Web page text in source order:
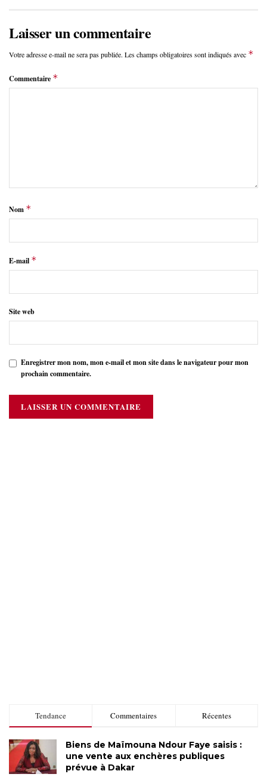
Laisser un commentaire
Votre adresse e-mail ne sera pas publiée. Les champs obligatoires sont indiqués avec *
Commentaire *
Nom *
E-mail *
Site web
Enregistrer mon nom, mon e-mail et mon site dans le navigateur pour mon
prochain commentaire.
Tendance Commentaires Récentes
Biens de Maïmouna Ndour Faye saisis :
une vente aux enchères publiques
prévue à Dakar